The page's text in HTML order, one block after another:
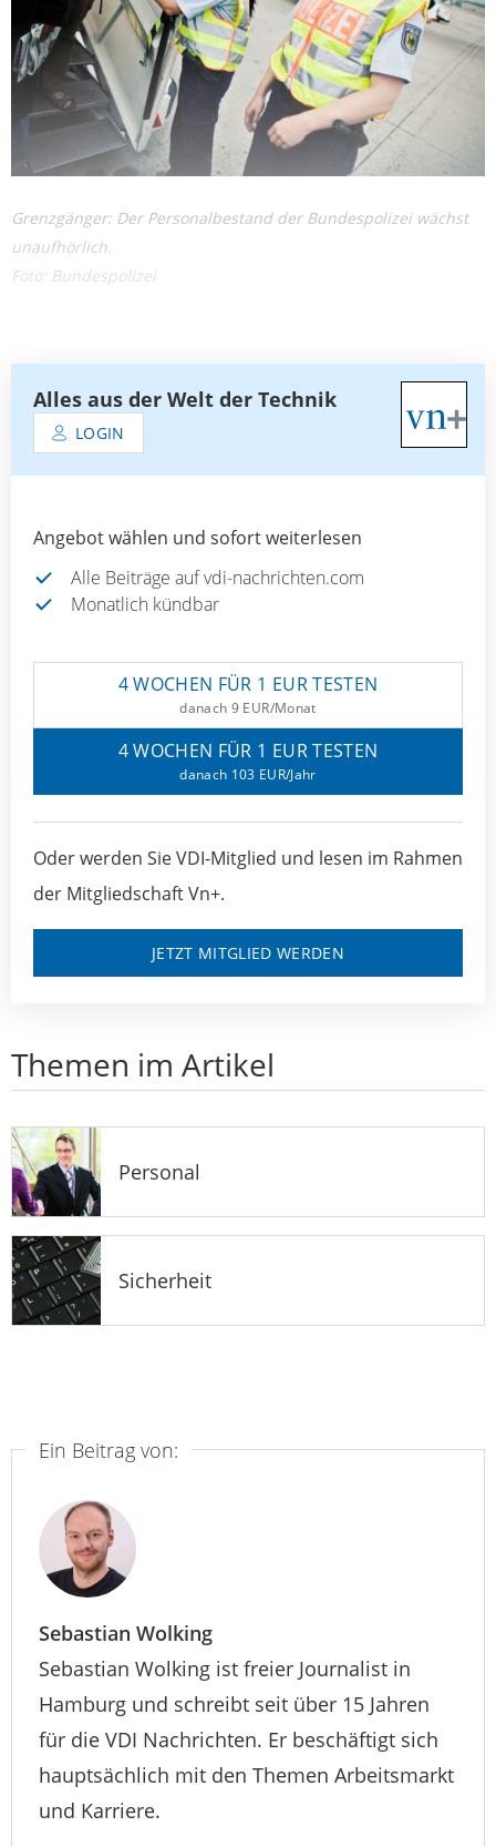
Grenzgänger: Der Personalbestand der Bundespolizei wächst
unaufhörlich.
Foto: Bundespolizei
Alles aus der Welt der Technik
LOGIN
Angebot wählen und sofort weiterlesen
Alle Beiträge auf vdi-nachrichten.com
Monatlich kündbar
4 WOCHEN FÜR 1 EUR TESTEN
danach 9 EUR/Monat
4 WOCHEN FÜR 1 EUR TESTEN
danach 103 EUR/Jahr
Oder werden Sie VDI-Mitglied und lesen im Rahmen
der Mitgliedschaft Vn+.
JETZT MITGLIED WERDEN
Themen im Artikel
Personal
Sicherheit
Ein Beitrag von:
Sebastian Wolking
Sebastian Wolking ist freier Journalist in
Hamburg und schreibt seit über 15 Jahren
für die VDI Nachrichten. Er beschäftigt sich
hauptsächlich mit den Themen Arbeitsmarkt
und Karriere.